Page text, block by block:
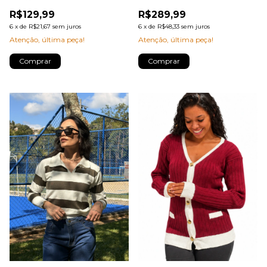
R$129,99
6 x de R$21,67 sem juros
Atenção, última peça!
Comprar
R$289,99
6 x de R$48,33 sem juros
Atenção, última peça!
Comprar